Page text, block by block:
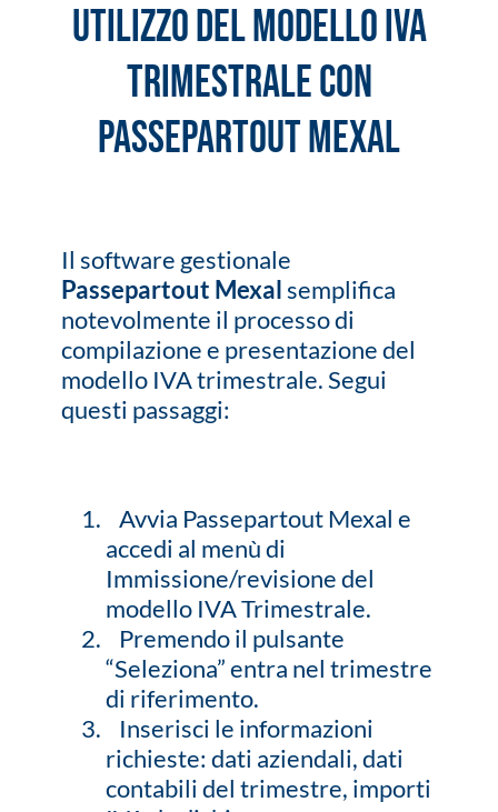
Utilizzo del Modello IVA
Trimestrale con
Passepartout Mexal
Il software gestionale
Passepartout Mexalsemplifica
notevolmente il processo di
compilazione e presentazione del
modello IVA trimestrale. Segui
questi passaggi:
Avvia Passepartout Mexal e
accedi al menù di
Immissione/revisione del
modello IVA Trimestrale.
Premendo il pulsante
“Seleziona” entra nel trimestre
di riferimento.
Inserisci le informazioni
richieste: dati aziendali, dati
contabili del trimestre, importi